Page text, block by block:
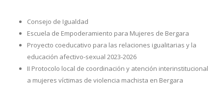
Consejo de Igualdad
Escuela de Empoderamiento para Mujeres de Bergara
Proyecto coeducativo para las relaciones igualitarias y la
educación afectivo-sexual 2023-2026
II Protocolo local de coordinación y atención interinstitucional
a mujeres víctimas de violencia machista en Bergara